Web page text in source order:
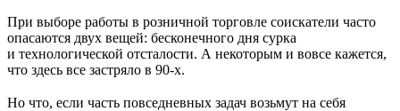
При выборе работы в розничной торговле соискатели часто
опасаются двух вещей: бесконечного дня сурка
и технологической отсталости. А некоторым и вовсе кажется,
что здесь все застряло в 90-х.
Но что, если часть повседневных задач возьмут на себя